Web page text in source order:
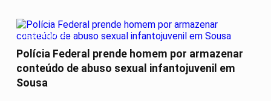
DESTAQUES
Polícia Federal prende homem por armazenar
conteúdo de abuso sexual infantojuvenil em
Sousa